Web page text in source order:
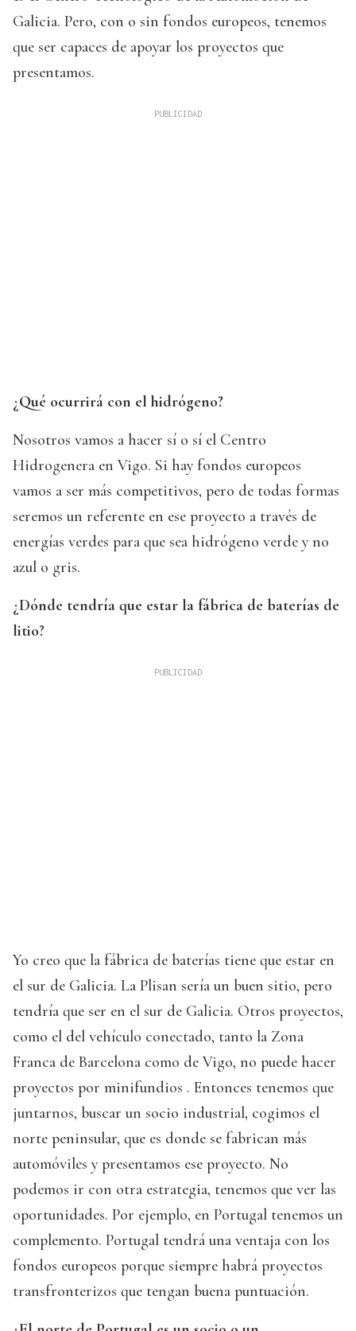
Galicia. Pero, con o sin fondos europeos, tenemos
que ser capaces de apoyar los proyectos que
presentamos.
¿Qué ocurrirá con el hidrógeno?
Nosotros vamos a hacer sí o sí el Centro
Hidrogenera en Vigo. Si hay fondos europeos
vamos a ser más competitivos, pero de todas formas
seremos un referente en ese proyecto a través de
energías verdes para que sea hidrógeno verde y no
azul o gris.
¿Dónde tendría que estar la fábrica de baterías de
litio?
Yo creo que la fábrica de baterías tiene que estar en
el sur de Galicia. La Plisan sería un buen sitio, pero
tendría que ser en el sur de Galicia. Otros proyectos,
como el del vehículo conectado, tanto la Zona
Franca de Barcelona como de Vigo, no puede hacer
proyectos por minifundios . Entonces tenemos que
juntarnos, buscar un socio industrial, cogimos el
norte peninsular, que es donde se fabrican más
automóviles y presentamos ese proyecto. No
podemos ir con otra estrategia, tenemos que ver las
oportunidades. Por ejemplo, en Portugal tenemos un
complemento. Portugal tendrá una ventaja con los
fondos europeos porque siempre habrá proyectos
transfronterizos que tengan buena puntuación.